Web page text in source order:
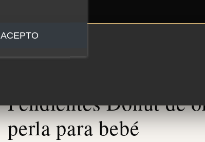
Pendientes Donut de
perla para bebé
ACEPTO